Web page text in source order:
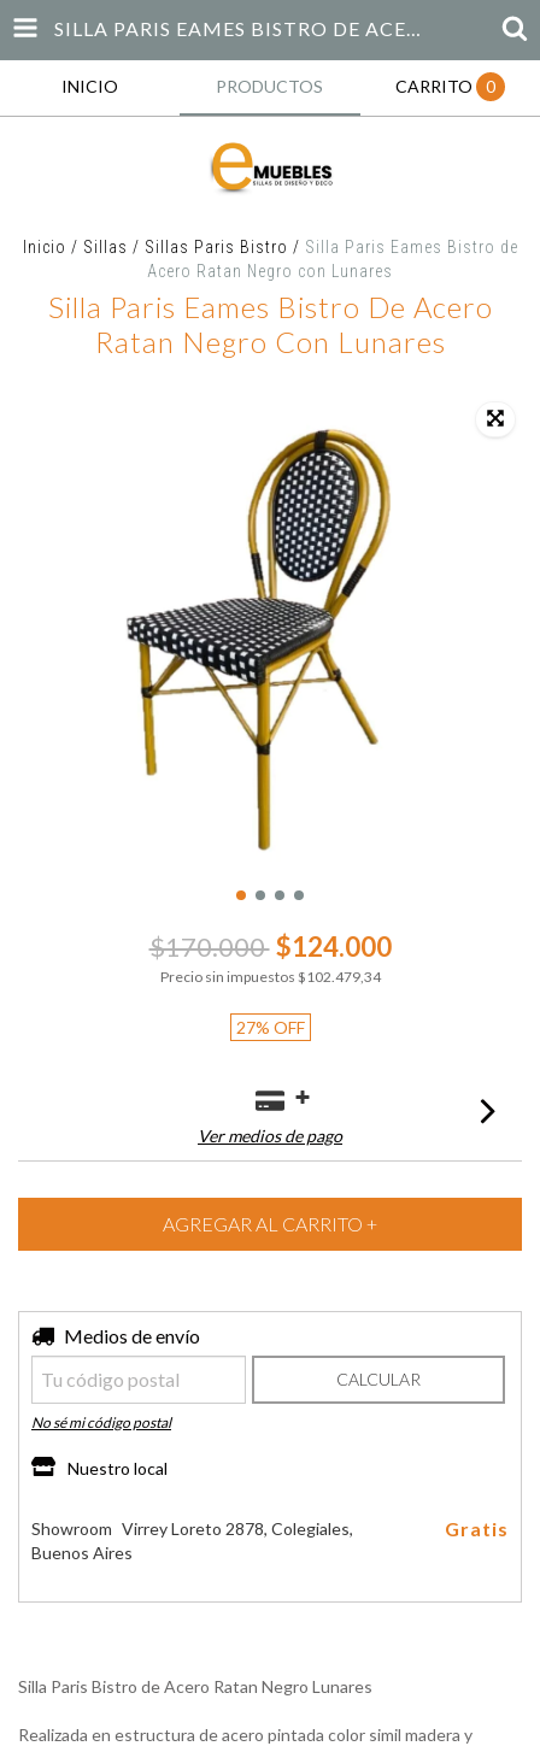
SILLA PARIS EAMES BISTRO DE ACERO RATAN NEGRO CON LUNARES
INICIO PRODUCTOS CARRITO 0
Inicio / Sillas / Sillas Paris Bistro / Silla Paris Eames Bistro de
Acero Ratan Negro con Lunares
Silla Paris Eames Bistro De Acero
Ratan Negro Con Lunares
$170.000 $124.000
Precio sin impuestos $102.479,34
27% OFF
Ver medios de pago
Entregas para el CP:
Medios de envío
CALCULAR
No sé mi código postal
Nuestro local
Showroom Virrey Loreto 2878, Colegiales,
Buenos Aires
Gratis
Silla Paris Bistro de Acero Ratan Negro Lunares
Realizada en estructura de acero pintada color simil madera y